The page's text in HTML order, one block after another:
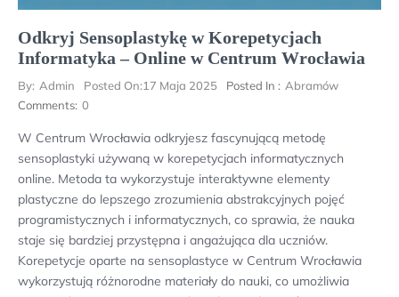
Odkryj Sensoplastykę w Korepetycjach
Informatyka – Online w Centrum Wrocławia
By: Admin Posted On:17 Maja 2025 Posted In : Abramów
Comments: 0
W Centrum Wrocławia odkryjesz fascynującą metodę
sensoplastyki używaną w korepetycjach informatycznych
online. Metoda ta wykorzystuje interaktywne elementy
plastyczne do lepszego zrozumienia abstrakcyjnych pojęć
programistycznych i informatycznych, co sprawia, że nauka
staje się bardziej przystępna i angażująca dla uczniów.
Korepetycje oparte na sensoplastyce w Centrum Wrocławia
wykorzystują różnorodne materiały do nauki, co umożliwia